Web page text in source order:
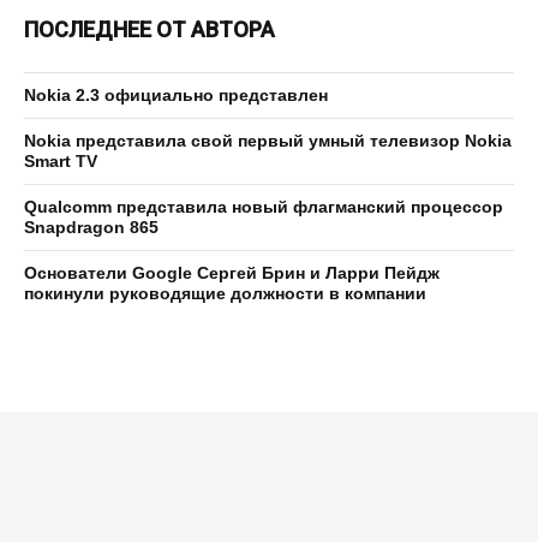
ПОСЛЕДНЕЕ ОТ АВТОРА
Nokia 2.3 официально представлен
Nokia представила свой первый умный телевизор Nokia
Smart TV
Qualcomm представила новый флагманский процессор
Snapdragon 865
Основатели Google Сергей Брин и Ларри Пейдж
покинули руководящие должности в компании